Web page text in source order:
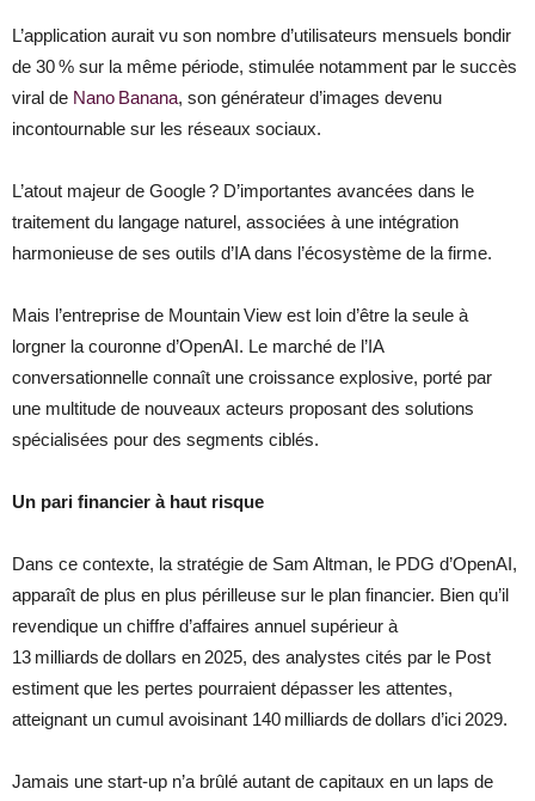
L’application aurait vu son nombre d’utilisateurs mensuels bondir
de 30 % sur la même période, stimulée notamment par le succès
viral de Nano Banana, son générateur d’images devenu
incontournable sur les réseaux sociaux.
L’atout majeur de Google ? D’importantes avancées dans le
traitement du langage naturel, associées à une intégration
harmonieuse de ses outils d’IA dans l’écosystème de la firme.
Mais l’entreprise de Mountain View est loin d’être la seule à
lorgner la couronne d’OpenAI. Le marché de l’IA
conversationnelle connaît une croissance explosive, porté par
une multitude de nouveaux acteurs proposant des solutions
spécialisées pour des segments ciblés.
Un pari financier à haut risque
Dans ce contexte, la stratégie de Sam Altman, le PDG d’OpenAI,
apparaît de plus en plus périlleuse sur le plan financier. Bien qu’il
revendique un chiffre d’affaires annuel supérieur à
13 milliards de dollars en 2025, des analystes cités par le Post
estiment que les pertes pourraient dépasser les attentes,
atteignant un cumul avoisinant 140 milliards de dollars d’ici 2029.
Jamais une start-up n’a brûlé autant de capitaux en un laps de